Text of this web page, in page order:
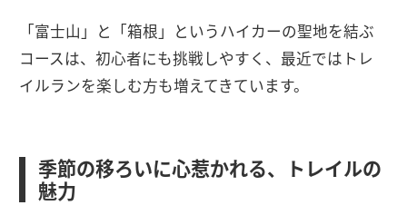
「富士山」と「箱根」というハイカーの聖地を結ぶ
コースは、初心者にも挑戦しやすく、最近ではトレ
イルランを楽しむ方も増えてきています。
季節の移ろいに心惹かれる、トレイルの
魅力